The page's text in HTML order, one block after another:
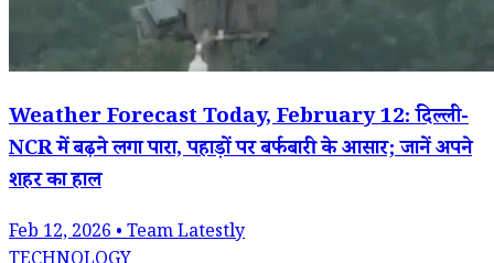
Weather Forecast Today, February 12: दिल्ली-
NCR में बढ़ने लगा पारा, पहाड़ों पर बर्फबारी के आसार; जानें अपने
शहर का हाल
Feb 12, 2026 • Team Latestly